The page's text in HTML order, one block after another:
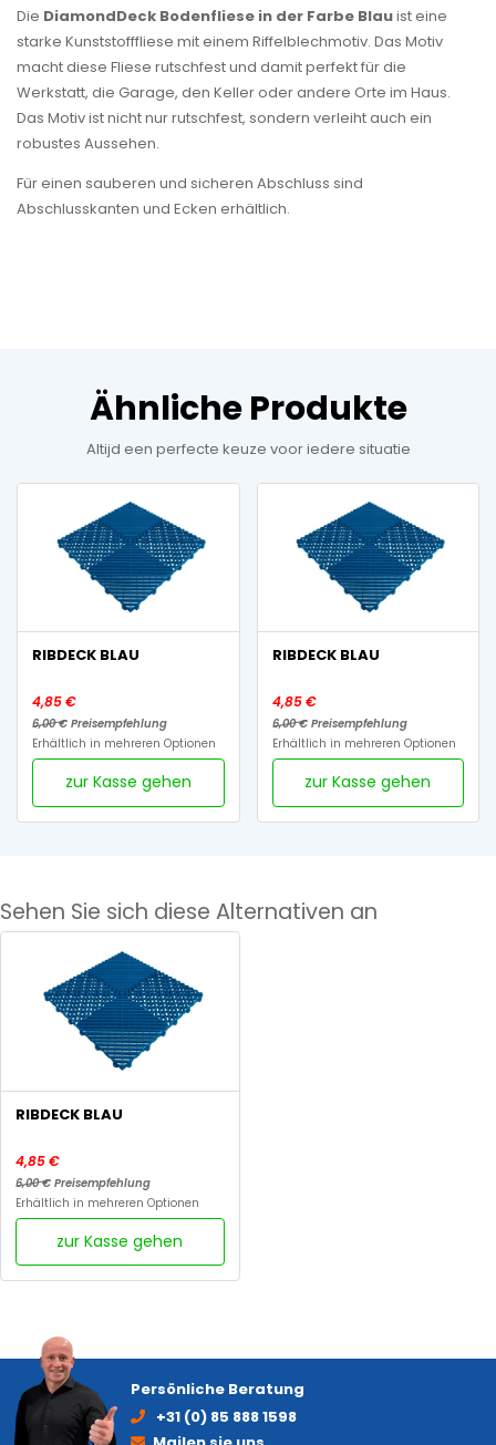
Die DiamondDeck Bodenfliese in der Farbe Blauist eine
starke Kunststofffliese mit einem Riffelblechmotiv. Das Motiv
macht diese Fliese rutschfest und damit perfekt für die
Werkstatt, die Garage, den Keller oder andere Orte im Haus.
Das Motiv ist nicht nur rutschfest, sondern verleiht auch ein
robustes Aussehen.
Für einen sauberen und sicheren Abschluss sind
Abschlusskanten und Ecken erhältlich.
Ähnliche Produkte
Altijd een perfecte keuze voor iedere situatie
RIBDECK BLAU
4,85 €
6,00 € Preisempfehlung
Erhältlich in mehreren Optionen
zur Kasse gehen
RIBDECK BLAU
4,85 €
6,00 €Preisempfehlung
Erhältlich in mehreren Optionen
zur Kasse gehen
Sehen Sie sich diese Alternativen an
RIBDECK BLAU
4,85 €
6,00 € Preisempfehlung
Erhältlich in mehreren Optionen
zur Kasse gehen
Persönliche Beratung
+31 (0) 85 888 1598